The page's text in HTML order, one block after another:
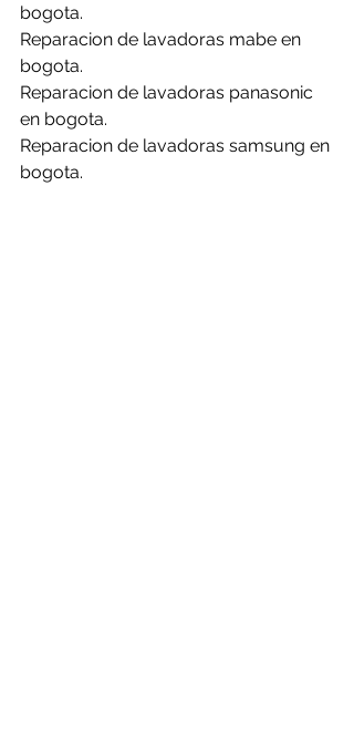
bogota.
Reparacion de lavadoras mabe en
bogota.
Reparacion de lavadoras panasonic
en bogota.
Reparacion de lavadoras samsung en
bogota.